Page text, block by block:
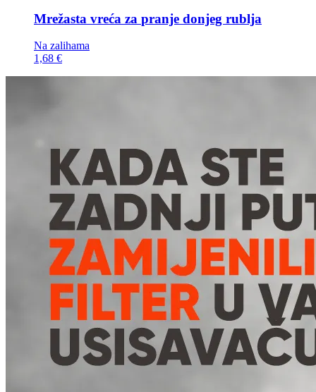
Mrežasta vreća za pranje donjeg rublja
Na zalihama
1,68 €